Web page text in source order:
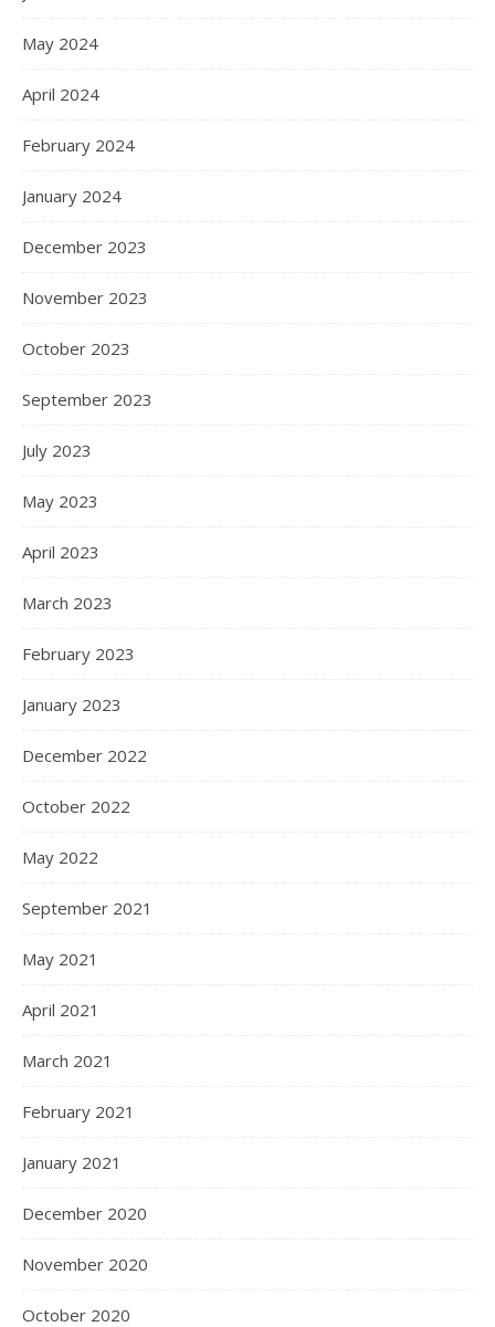
May 2024
April 2024
February 2024
January 2024
December 2023
November 2023
October 2023
September 2023
July 2023
May 2023
April 2023
March 2023
February 2023
January 2023
December 2022
October 2022
May 2022
September 2021
May 2021
April 2021
March 2021
February 2021
January 2021
December 2020
November 2020
October 2020